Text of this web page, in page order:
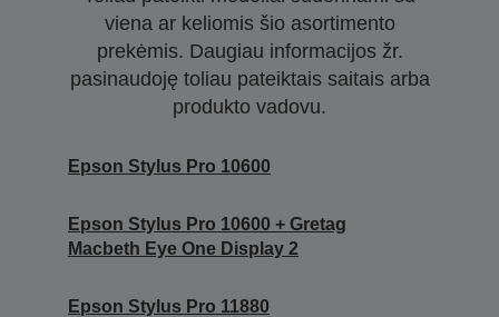
viena ar keliomis šio asortimento
prekėmis. Daugiau informacijos žr.
pasinaudoję toliau pateiktais saitais arba
produkto vadovu.
Epson Stylus Pro 10600
Epson Stylus Pro 10600 + Gretag
Macbeth Eye One Display 2
Epson Stylus Pro 11880